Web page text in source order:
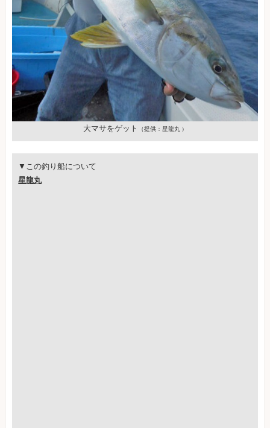
大マサをゲット （提供：星龍丸 ）
▼この釣り船について
星龍丸